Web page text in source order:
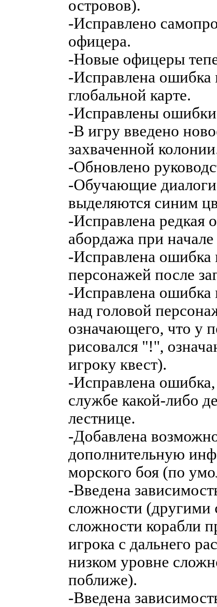
островов).
-Исправлено
офицера.
-Новые офицеры
-Исправлена ошибка
глобальной карте.
-Исправлены ошибки
-В игру введено
захваченной
-Обновлено
-Обучающие диалоги
выделяются синим
-Исправлена редкая
абордажа при
-Исправлена ошибка
персонажей после
-Исправлена ошибка
над головой
означающего, что у
рисовался "!",
игроку квест).
-Исправлена
службе какой-либо
лестнице.
-Добавлена
дополнительную
морского боя (по
-Введена
сложности (другими
сложности корабли
игрока с дальнего
низком уровне
поближе).
-Введена